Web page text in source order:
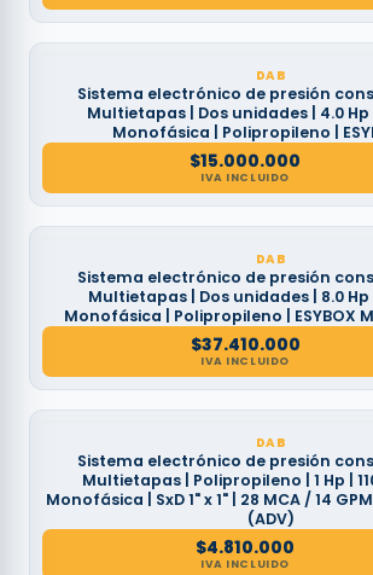
DAB
Sistema electrónico de presión
Multietapas | Dos unidades | 4.0 Hp
Monofásica | Polipropileno |
$15.000.000
IVA INCLUIDO
DAB
Sistema electrónico de presión
Multietapas | Dos unidades | 8.0 Hp
Monofásica | Polipropileno | ESYBOX
$37.410.000
IVA INCLUIDO
DAB
Sistema electrónico de presión
Multietapas | Polipropileno | 1 Hp |
Monofásica | SxD 1" x 1" | 28 MCA / 14
(ADV)
$4.810.000
IVA INCLUIDO